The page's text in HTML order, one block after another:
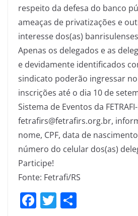
respeito da defesa do banco
ameaças de privatizações e
interesse dos(as)
Apenas os delegados e as
e devidamente identificados
sindicato poderão ingressar
inscrições até o dia 10 de
Sistema de Eventos da
fetrafirs@fetrafirs.org.br,
nome, CPF, data de
número do celular dos(as)
Participe!
Fonte: Fetrafi/RS
F T